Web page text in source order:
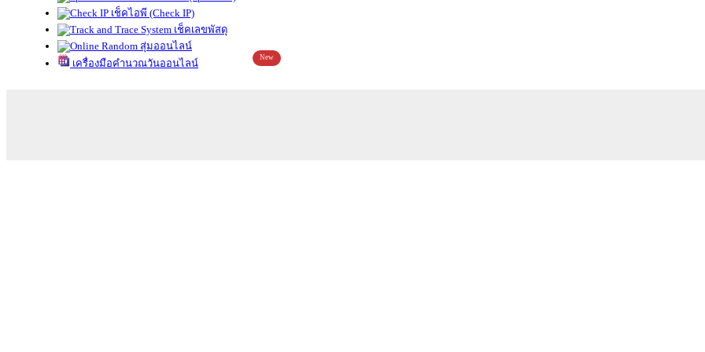
เช็คไอพี (Check IP)
เช็คเลขพัสดุ
สุ่มออนไลน์
เครื่องมือคำนวณวันออนไลน์
New